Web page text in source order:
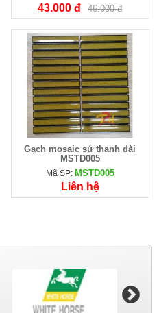
43.000 đ 46.000 đ
Gạch mosaic sứ thanh dài
MSTD005
Mã SP: MSTD005
Liên hệ